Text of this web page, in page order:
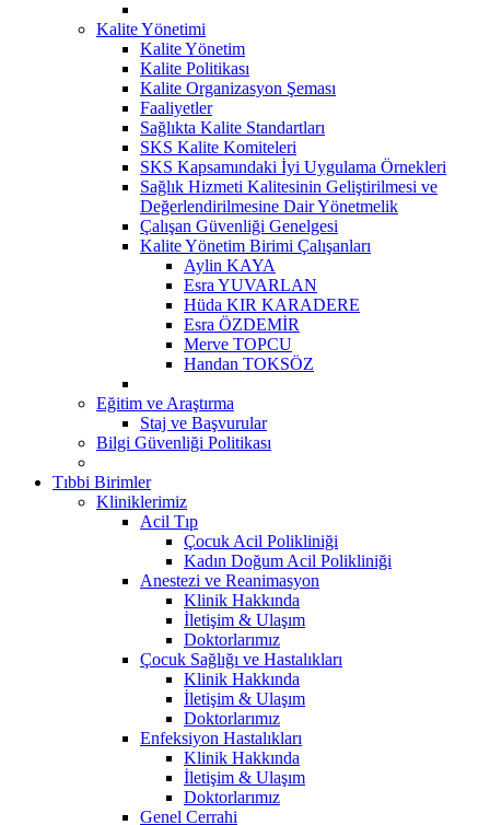
Kalite Yönetimi
Kalite Yönetim
Kalite Politikası
Kalite Organizasyon Şeması
Faaliyetler
Sağlıkta Kalite Standartları
SKS Kalite Komiteleri
SKS Kapsamındaki İyi Uygulama Örnekleri
Sağlık Hizmeti Kalitesinin Geliştirilmesi ve
Değerlendirilmesine Dair Yönetmelik
Çalışan Güvenliği Genelgesi
Kalite Yönetim Birimi Çalışanları
Aylin KAYA
Esra YUVARLAN
Hüda KIR KARADERE
Esra ÖZDEMİR
Merve TOPCU
Handan TOKSÖZ
Eğitim ve Araştırma
Staj ve Başvurular
Bilgi Güvenliği Politikası
Tıbbi Birimler
Kliniklerimiz
Acil Tıp
Çocuk Acil Polikliniği
Kadın Doğum Acil Polikliniği
Anestezi ve Reanimasyon
Klinik Hakkında
İletişim & Ulaşım
Doktorlarımız
Çocuk Sağlığı ve Hastalıkları
Klinik Hakkında
İletişim & Ulaşım
Doktorlarımız
Enfeksiyon Hastalıkları
Klinik Hakkında
İletişim & Ulaşım
Doktorlarımız
Genel Cerrahi